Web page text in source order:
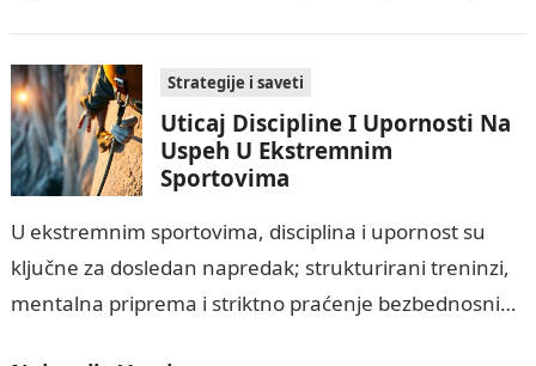
Strategije i saveti
Uticaj Discipline I Upornosti Na
Uspeh U Ekstremnim
Sportovima
U ekstremnim sportovima, disciplina i upornost su
ključne za dosledan napredak; strukturirani treninzi,
mentalna priprema i striktno praćenje bezbednosnih